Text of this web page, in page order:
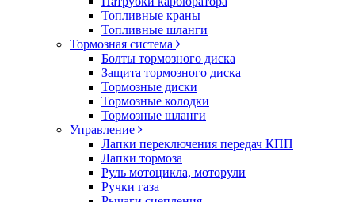
Топливные краны
Топливные шланги
Тормозная система
Болты тормозного диска
Защита тормозного диска
Тормозные диски
Тормозные колодки
Тормозные шланги
Управление
Лапки переключения передач КПП
Лапки тормоза
Руль мотоцикла, моторули
Ручки газа